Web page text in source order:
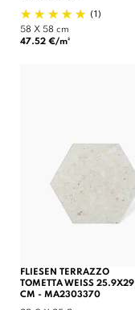
(1)
58 X 58 cm
47.52 €/m²
FLIESEN TERRAZZO
TOMETTA WEISS 25.9X29
CM - MA2303370